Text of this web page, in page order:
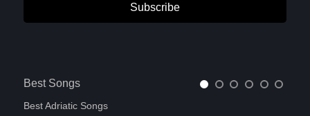
Subscribe
Best Songs
Best Adriatic Songs